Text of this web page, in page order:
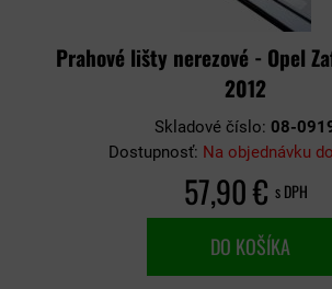
Prahové lišty nerezové - Opel
2012
Skladové číslo: 08-
Dostupnosť: Na objednávku
57,90 € s DPH
DO KOŠÍKA